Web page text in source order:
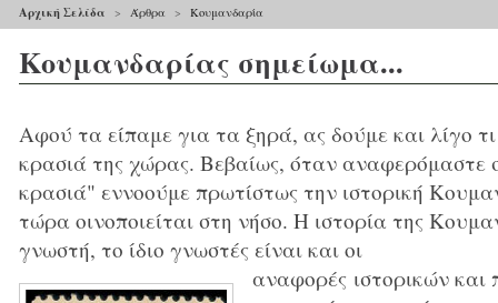
Αρχική Σελίδα > Άρθρα > Κουμανδαρία
Κουμανδαρίας σημείωμα...
Αφού τα είπαμε για τα ξηρά, ας δούμε και λίγο
κρασιά της χώρας. Βεβαίως, όταν αναφερόμαστε
κρασιά" εννοούμε πρωτίστως την ιστορική
τώρα οινοποιείται στη νήσο. Η ιστορία της
γνωστή, το ίδιο γνωστές είναι και οι
αναφορές ιστορικών